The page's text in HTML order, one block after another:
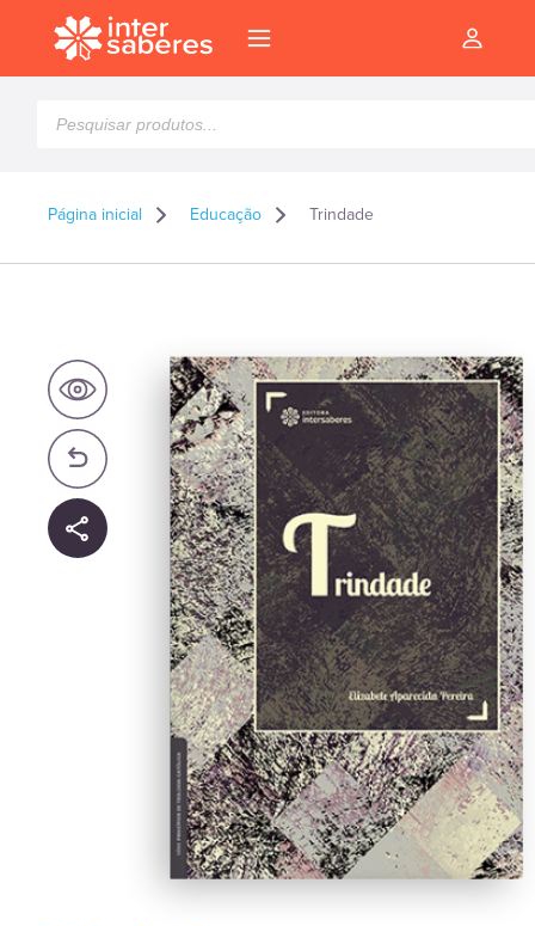
produtos
Página inicial Educação Trindade